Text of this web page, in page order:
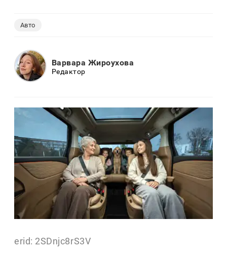
Авто
Варвара Жироухова
Редактор
erid: 2SDnjc8rS3V